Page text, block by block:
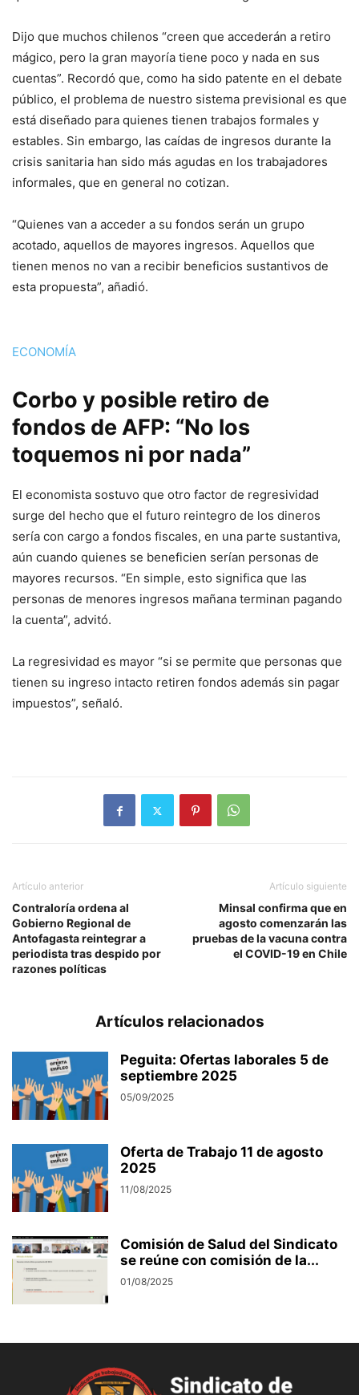
Dijo que muchos chilenos “creen que accederán a retiro
mágico, pero la gran mayoría tiene poco y nada en sus
cuentas”. Recordó que, como ha sido patente en el debate
público, el problema de nuestro sistema previsional es que
está diseñado para quienes tienen trabajos formales y
estables. Sin embargo, las caídas de ingresos durante la
crisis sanitaria han sido más agudas en los trabajadores
informales, que en general no cotizan.
“Quienes van a acceder a su fondos serán un grupo
acotado, aquellos de mayores ingresos. Aquellos que
tienen menos no van a recibir beneficios sustantivos de
esta propuesta”, añadió.
ECONOMÍA
Corbo y posible retiro de
fondos de AFP: “No los
toquemos ni por nada”
El economista sostuvo que otro factor de regresividad
surge del hecho que el futuro reintegro de los dineros
sería con cargo a fondos fiscales, en una parte sustantiva,
aún cuando quienes se beneficien serían personas de
mayores recursos. “En simple, esto significa que las
personas de menores ingresos mañana terminan pagando
la cuenta”, advitó.
La regresividad es mayor “si se permite que personas que
tienen su ingreso intacto retiren fondos además sin pagar
impuestos”, señaló.
Artículo anterior
Contraloría ordena al
Gobierno Regional de
Antofagasta reintegrar a
periodista tras despido por
razones políticas
Artículo siguiente
Minsal confirma que en
agosto comenzarán las
pruebas de la vacuna contra
el COVID-19 en Chile
Artículos relacionados
Peguita: Ofertas laborales 5 de
septiembre 2025
05/09/2025
Oferta de Trabajo 11 de agosto
2025
11/08/2025
Comisión de Salud del Sindicato
se reúne con comisión de la...
01/08/2025